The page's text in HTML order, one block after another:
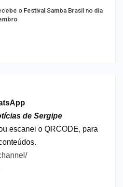
o Festival Samba Brasil no dia
de Sergipe
escanei o QRCODE, para